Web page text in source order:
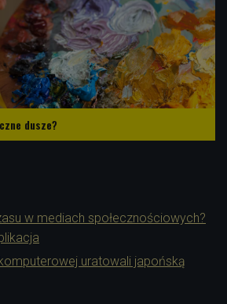
dusze?
w mediach społecznościowych?
uratowali japońską